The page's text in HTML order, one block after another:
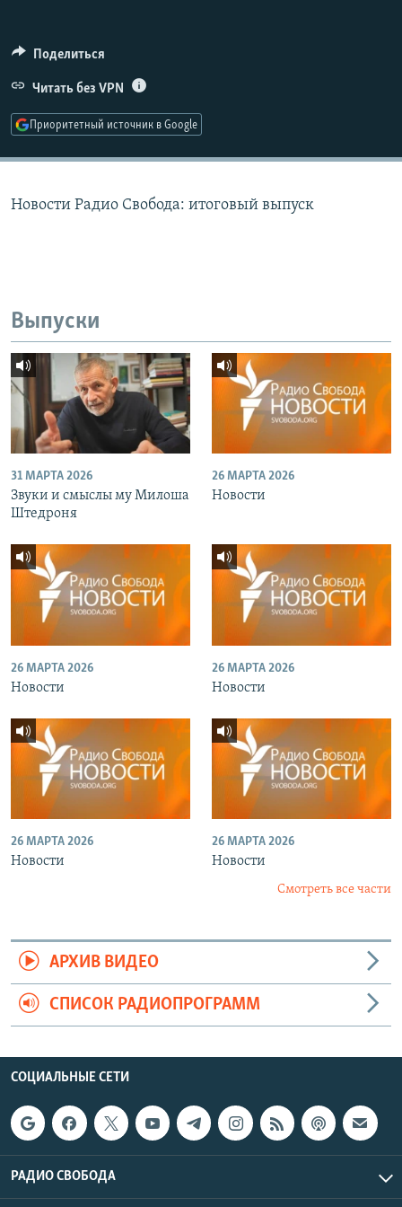
ПОДПИШИТЕСЬ НА РАССЫЛКУ
СОЦИАЛЬНЫЕ СЕТИ
Поделиться
Читать без VPN
Приоритетный источник в Google
Новости Радио Свобода: итоговый выпуск
Выпуски
31 МАРТА 2026
Звуки и смыслы му Милоша
Штедроня
26 МАРТА 2026
Новости
26 МАРТА 2026
Новости
26 МАРТА 2026
Новости
26 МАРТА 2026
Новости
26 МАРТА 2026
Новости
Смотреть все части
АРХИВ ВИДЕО
СПИСОК РАДИОПРОГРАММ
СОЦИАЛЬНЫЕ СЕТИ
РАДИО СВОБОДА